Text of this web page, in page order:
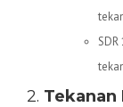
2. Tekanan